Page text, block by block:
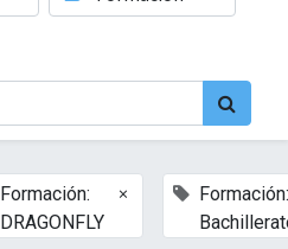
Formación:
DRAGONFLY
×
Formación: